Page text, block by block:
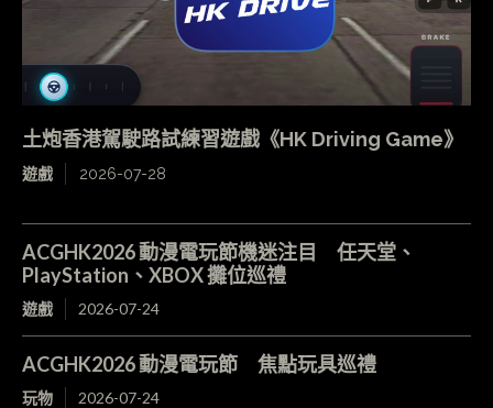
土炮香港駕駛路試練習遊戲《HK Driving Game》
遊戲 2026-07-28
ACGHK2026 動漫電玩節機迷注目 任天堂、
PlayStation、XBOX 攤位巡禮
遊戲 2026-07-24
ACGHK2026 動漫電玩節 焦點玩具巡禮
玩物 2026-07-24